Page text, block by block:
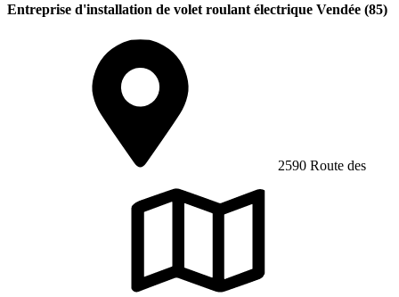
Entreprise d'installation de volet roulant électrique Vendée (85)
2590 Route des